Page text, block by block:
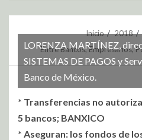
Inicio 2018
Entre Bancos, Empresarios,
LORENZA MARTÍNEZ,
SISTEMAS DE PAGOS y
Banco de México.
* Transferencias no
5 bancos; BANXICO
* Aseguran: los fondos de